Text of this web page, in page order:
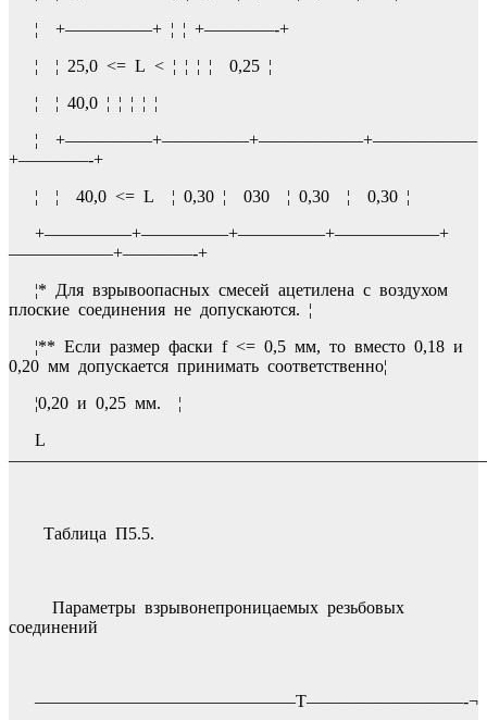
¦ +—————+ ¦ ¦ +————-+
¦ ¦ 25,0 <= L < ¦ ¦ ¦ ¦ 0,25 ¦
¦ ¦ 40,0 ¦ ¦ ¦ ¦ ¦
¦ +—————+—————+——————+——————
+————-+
¦ ¦ 40,0 <= L ¦ 0,30 ¦ 030 ¦ 0,30 ¦ 0,30 ¦
+—————+—————+—————+——————+
——————+————-+
¦* Для взрывоопасных смесей ацетилена с воздухом
плоские соединения не допускаются. ¦
¦** Если размер фаски f <= 0,5 мм, то вместо 0,18 и
0,20 мм допускается принимать соответственно¦
¦0,20 и 0,25 мм. ¦
L
Таблица П5.5.
Параметры взрывонепроницаемых резьбовых
соединений
———————————————T—————————-¬